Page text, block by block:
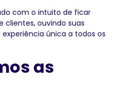
com o intuito de ficar
clientes, ouvindo suas
única a todos os
as